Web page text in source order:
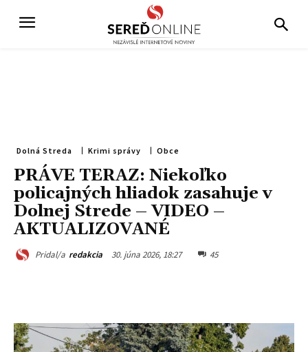
Dolná Streda Krimi správy Obce
PRÁVE TERAZ: Niekoľko
policajných hliadok zasahuje v
Dolnej Strede – VIDEO –
AKTUALIZOVANÉ
Pridal/a redakcia 30. júna 2026, 18:27 45